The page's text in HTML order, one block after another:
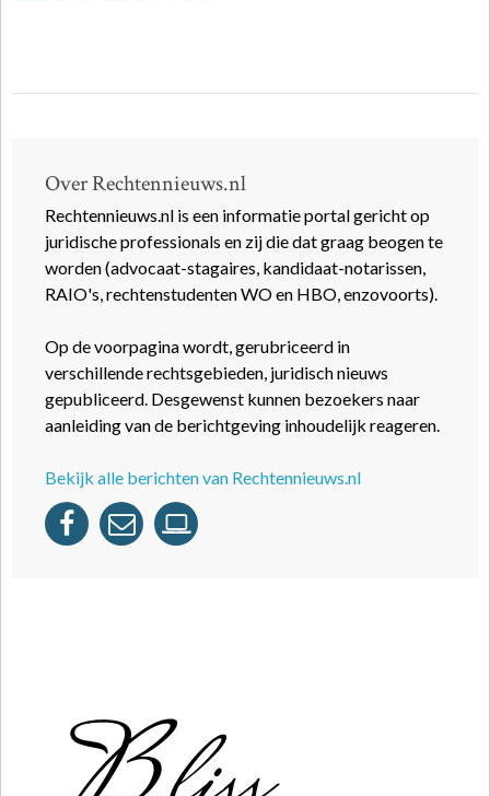
Over Rechtennieuws.nl
Rechtennieuws.nl is een informatie portal gericht op
juridische professionals en zij die dat graag beogen te
worden (advocaat-stagaires, kandidaat-notarissen,
RAIO's, rechtenstudenten WO en HBO, enzovoorts).
Op de voorpagina wordt, gerubriceerd in
verschillende rechtsgebieden, juridisch nieuws
gepubliceerd. Desgewenst kunnen bezoekers naar
aanleiding van de berichtgeving inhoudelijk reageren.
Bekijk alle berichten van Rechtennieuws.nl